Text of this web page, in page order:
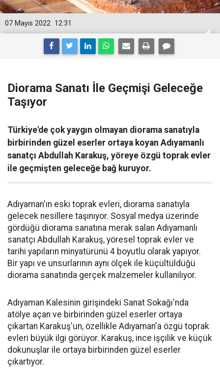
12:31
07 Mayıs 2022
Diorama Sanatı İle Geçmişi Geleceğe
Taşıyor
Türkiye'de çok yaygın olmayan diorama sanatıyla
birbirinden güzel eserler ortaya koyan Adıyamanlı
sanatçı Abdullah Karakuş, yöreye özgü toprak evler
ile geçmişten geleceğe bağ kuruyor.
Adıyaman'ın eski toprak evleri, diorama sanatıyla
gelecek nesillere taşınıyor. Sosyal medya üzerinde
gördüğü diorama sanatına merak salan Adıyamanlı
sanatçı Abdullah Karakuş, yöresel toprak evler ve
tarihi yapıların minyatürünü 4 boyutlu olarak yapıyor.
Bir yapı ve unsurlarının aynı ölçek ile küçültüldüğü
diorama sanatında gerçek malzemeler kullanılıyor.
Adıyaman Kalesinin girişindeki Sanat Sokağı'nda
atölye açan ve birbirinden güzel eserler ortaya
çıkartan Karakuş'un, özellikle Adıyaman'a özgü toprak
evleri büyük ilgi görüyor. Karakuş, ince işçilik ve küçük
dokunuşlar ile ortaya birbirinden güzel eserler
çıkartıyor.